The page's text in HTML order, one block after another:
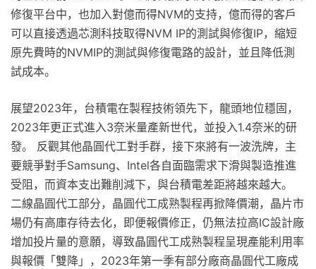
修復平台中，也加入對億而得NVM的支持，億而得的客戶
可以直接透過芯測科技取得NVM IP的測試與修復IP，縮短
原先費時的NVMIP的測試與修復電路的設計，並且降低測
試成本。
展望2023年，台積電在製程技術領先下，龍頭地位穩固，
2023年更正式進入3奈米量產新世代，並投入1.4奈米的研
發。 反觀其他晶圓代工對手群，接下來將有一波洗牌，主
要競爭對手Samsung、Intel各自面臨需求下滑與製造推進
受阻，而資本支出難削減下，與台積電差距將越來越大。
二線晶圓代工部分，晶圓代工成熟製程再掀降價潮，晶片市
場仍有高庫存待去化，即便報價修正，仍無法拉高IC設計廠
增加投片量的意願，導致晶圓代工成熟製程呈現產能利用率
與報價「雙降」，2023年第一季有部分廠商晶圓代工廠成